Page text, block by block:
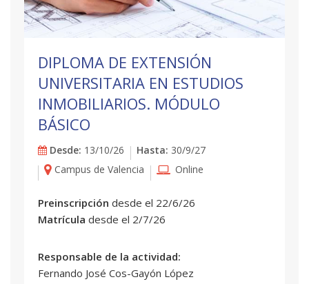
DIPLOMA DE EXTENSIÓN
UNIVERSITARIA EN ESTUDIOS
INMOBILIARIOS. MÓDULO
BÁSICO
Desde: 13/10/26 Hasta: 30/9/27
Campus de Valencia
Online
Preinscripción desde el 22/6/26
Matrícula desde el 2/7/26
Responsable de la actividad:
Fernando José Cos-Gayón López